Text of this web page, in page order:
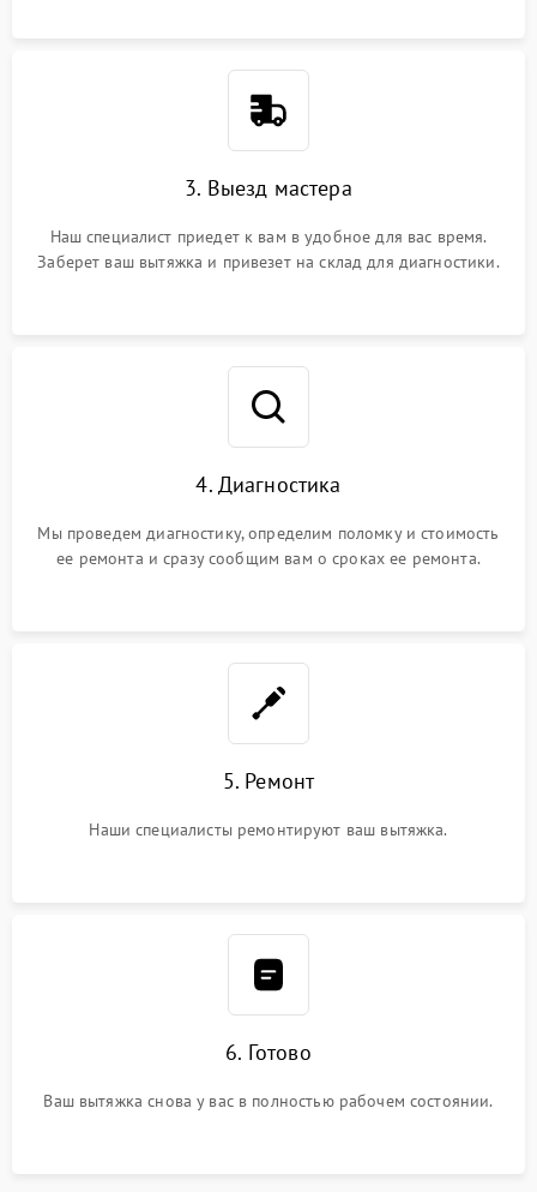
3. Выезд мастера
Наш специалист приедет к вам в удобное для вас время.
Заберет ваш вытяжка и привезет на склад для диагностики.
4. Диагностика
Мы проведем диагностику, определим поломку и стоимость
ее ремонта и сразу сообщим вам о сроках ее ремонта.
5. Ремонт
Наши специалисты ремонтируют ваш вытяжка.
6. Готово
Ваш вытяжка снова у вас в полностью рабочем состоянии.